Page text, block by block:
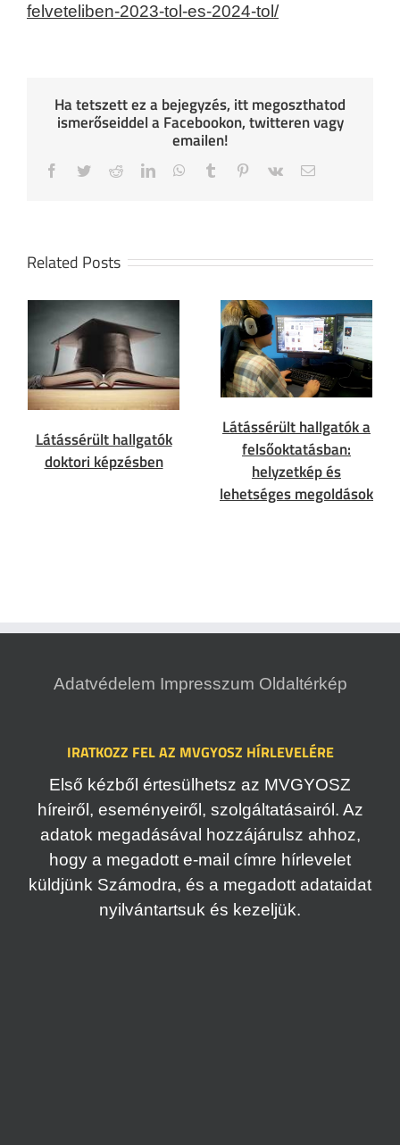
felveteliben-2023-tol-es-2024-tol/
Ha tetszett ez a bejegyzés, itt megoszthatod
ismerőseiddel a Facebookon, twitteren vagy
emailen!
Facebook
TwitterRedditLinkedInWhatsApp
Tumblr Pinterest
Vk Email
Related Posts
Látássérült hallgatók
doktori képzésben
Látássérült hallgatók a
felsőoktatásban:
helyzetkép és
lehetséges megoldások
Adatvédelem Impresszum Oldaltérkép
IRATKOZZ FEL AZ MVGYOSZ HÍRLEVELÉRE
Első kézből értesülhetsz az MVGYOSZ
híreiről, eseményeiről, szolgáltatásairól. Az
adatok megadásával hozzájárulsz ahhoz,
hogy a megadott e-mail címre hírlevelet
küldjünk Számodra, és a megadott adataidat
nyilvántartsuk és kezeljük.